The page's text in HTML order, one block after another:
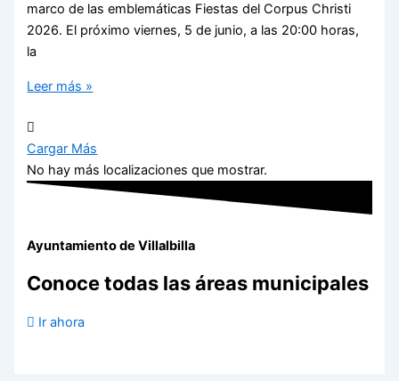
marco de las emblemáticas Fiestas del Corpus Christi
2026. El próximo viernes, 5 de junio, a las 20:00 horas,
la
Leer más »
Cargar Más
No hay más localizaciones que mostrar.
Ayuntamiento de Villalbilla
Conoce todas las áreas municipales
Ir ahora